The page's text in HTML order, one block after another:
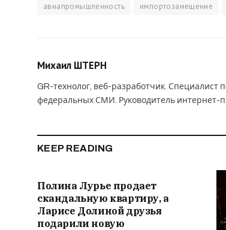
авиапромышленность импортозамещение
Михаил ШТЕРН
GR-технолог, веб-разработчик.
федеральных СМИ. Руководитель интернет-
KEEP READING
Полина Лурье продает
скандальную квартиру, а
Ларисе Долиной друзья
подарили новую